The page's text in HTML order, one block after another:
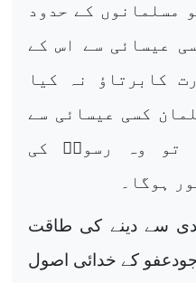
مسلمانوں کے حدود
عیسائی سے اس کے
کابرتاؤ نہ کیا
کسی عیسائی سے
تو وہ رسولؐ کی
ہوگا۔
سے دینے کی طاقت
کے خدائی اصول